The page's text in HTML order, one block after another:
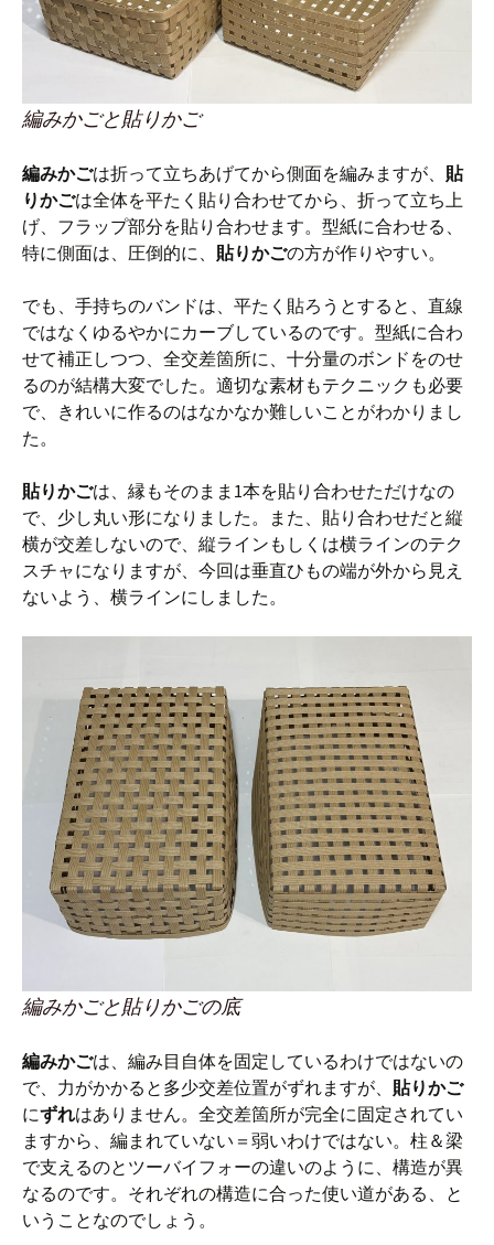
編みかごと貼りかご
編みかごは折って立ちあげてから側面を編みますが、 貼
りかごは全体を平たく貼り合わせてから、折って立ち上
げ、フラップ部分を貼り合わせます。型紙に合わせる、
特に側面は、圧倒的に、 貼りかごの方が作りやすい。
でも、手持ちのバンドは、平たく貼ろうとすると、直線
ではなくゆるやかにカーブしているのです。型紙に合わ
せて補正しつつ、全交差箇所に、十分量のボンドをのせ
るのが結構大変でした。適切な素材もテクニックも必要
で、きれいに作るのはなかなか難しいことがわかりまし
た。
貼りかごは、縁もそのまま1本を貼り合わせただけなの
で、少し丸い形になりました。また、貼り合わせだと縦
横が交差しないので、縦ラインもしくは横ラインのテク
スチャになりますが、今回は垂直ひもの端が外から見え
ないよう、横ラインにしました。
編みかごと貼りかごの底
編みかごは、編み目自体を固定しているわけではないの
で、力がかかると多少交差位置がずれますが、 貼りかご
にずれはありません。全交差箇所が完全に固定されてい
ますから、編まれていない＝弱いわけではない。柱＆梁
で支えるのとツーバイフォーの違いのように、構造が異
なるのです。それぞれの構造に合った使い道がある、と
いうことなのでしょう。